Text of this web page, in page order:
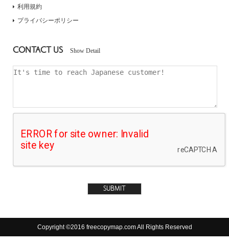
利用規約
プライバシーポリシー
CONTACT US Show Detail
Copyright ©2016 freecopymap.com All Rights Reserved